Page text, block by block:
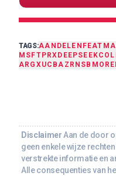
TAGS:AANDELEN FEAT
MSFT PRX DEEPSEEK
ARGXUCBAZRN SBMO
Disclaimer Aan de door
geen enkele wijze
verstrekte informatie en
Alle consequenties van